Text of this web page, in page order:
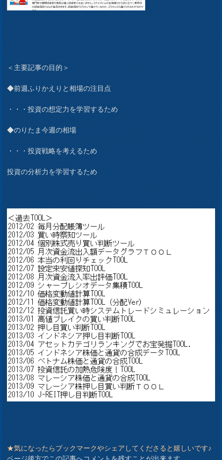
＜主要記事の目的＞
◆前週ふりかえりと相場の注目点
・・・投資の想定力を学習するため
◆のりたま今週の相場
・・・投資戦略を考えるため
投資の分析力を学習するため
★気になったらブックマークやシェアしてくださると嬉しいです♪
ページ後方でこの記事へコメントを残すことが出来ます。